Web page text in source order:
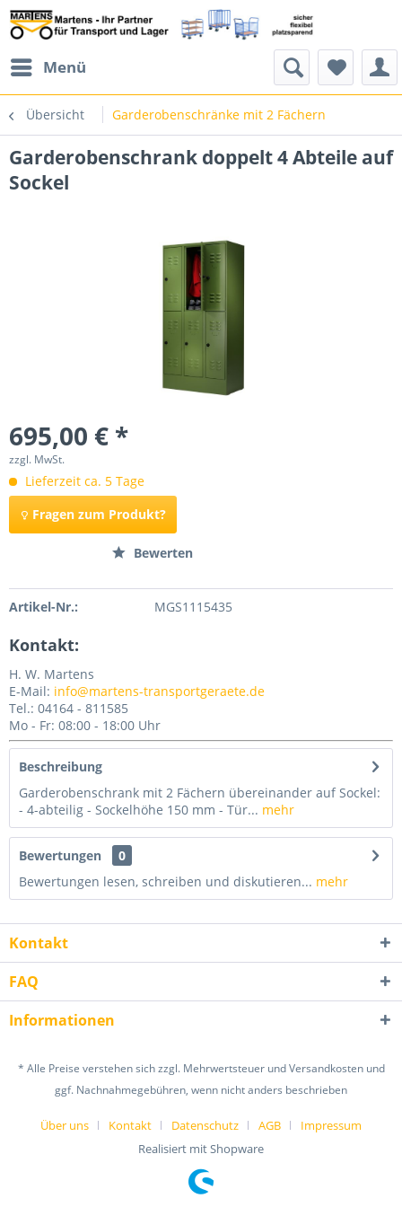
Menü
Übersicht Garderobenschränke mit 2 Fächern
Garderobenschrank doppelt 4 Abteile auf
Sockel
695,00 € *
zzgl. MwSt.
Lieferzeit ca. 5 Tage
Fragen zum Produkt?
Bewerten
Artikel-Nr.: MGS1115435
Kontakt:
H. W. Martens
E-Mail: info@martens-transportgeraete.de
Tel.: 04164 - 811585
Mo - Fr: 08:00 - 18:00 Uhr
Beschreibung
Garderobenschrank mit 2 Fächern übereinander auf Sockel:
- 4-abteilig - Sockelhöhe 150 mm - Tür... mehr
Bewertungen
0
Bewertungen lesen, schreiben und diskutieren... mehr
Kontakt
FAQ
Informationen
* Alle Preise verstehen sich zzgl. Mehrwertsteuer und Versandkosten und
ggf. Nachnahmegebühren, wenn nicht anders beschrieben
Über uns Kontakt Datenschutz AGB
Impressum
Realisiert mit Shopware